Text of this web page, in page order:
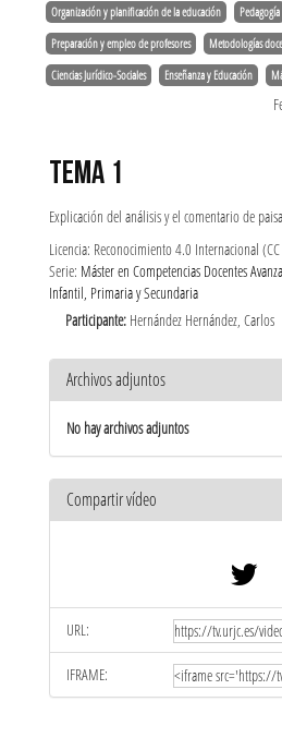
Organización y planificación de la educación Pedagogía
Preparación y empleo de profesores Metodologías
Ciencias Jurídico-Sociales Enseñanza y Educación
TEMA 1
Explicación del análisis y el comentario de
Licencia: Reconocimiento 4.0 Internacional
Serie: Máster en Competencias Docentes
Infantil, Primaria y Secundaria
Participante: Hernández Hernández, Carlos
Archivos adjuntos
No hay archivos adjuntos
Compartir vídeo
URL:
IFRAME: